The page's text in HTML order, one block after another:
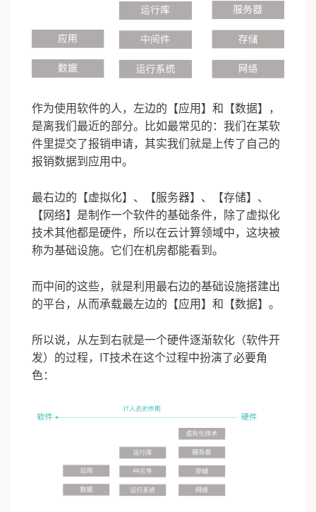
作为使用软件的人，左边的【应用】和【数据】，
是离我们最近的部分。比如最常见的：我们在某软
件里提交了报销申请，其实我们就是上传了自己的
报销数据到应用中。
最右边的【虚拟化】、【服务器】、【存储】、
【网络】是制作一个软件的基础条件，除了虚拟化
技术其他都是硬件，所以在云计算领域中，这块被
称为基础设施。它们在机房都能看到。
而中间的这些，就是利用最右边的基础设施搭建出
的平台，从而承载最左边的【应用】和【数据】。
所以说，从左到右就是一个硬件逐渐软化（软件开
发）的过程，IT技术在这个过程中扮演了必要角
色：